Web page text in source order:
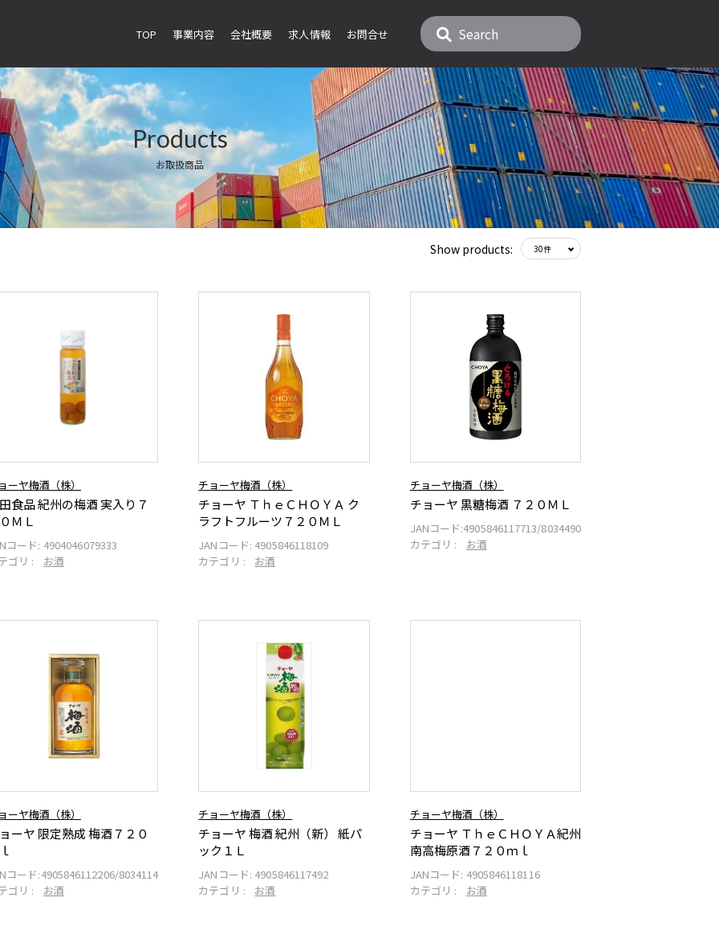
TOP 事業内容 会社概要 求人情報 お問合せ
Products
お取扱商品
Show products:
ーヤ梅酒（株）
食品 紀州の梅酒 実入り７
ＭＬ
コード: 4904046079333
ゴリ :
お酒
チョーヤ梅酒（株）
チョーヤ ＴｈｅＣＨＯＹＡ ク
ラフトフルーツ７２０ＭＬ
JANコード: 4905846118109
カテゴリ :
お酒
チョーヤ梅酒（株）
チョーヤ 黒糖梅酒 ７２０ＭＬ
JANコード:4905846117713/8034490
カテゴリ :
お酒
ーヤ梅酒（株）
ーヤ 限定熟成 梅酒７２０
コード:4905846112206/8034114
ゴリ :
お酒
チョーヤ梅酒（株）
チョーヤ 梅酒 紀州（新） 紙パ
ック１Ｌ
JANコード: 4905846117492
カテゴリ :
お酒
チョーヤ梅酒（株）
チョーヤ ＴｈｅＣＨＯＹＡ紀州
南高梅原酒７２０ｍｌ
JANコード: 4905846118116
カテゴリ :
お酒